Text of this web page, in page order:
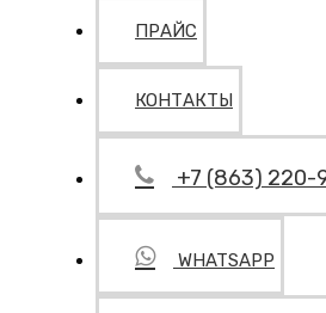
ПРАЙС
КОНТАКТЫ
+7 (863) 220-
WHATSAPP